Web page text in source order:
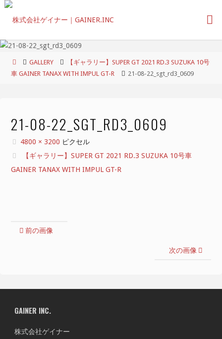
コ
ン
ホ
ー
GALLERY
【ギャラリー】SUPER GT 2021 RD.3 SUZUKA 10号
車 GAINER TANAX WITH IMPUL GT-R
21-08-22_sgt_rd3_0609
21-08-22_SGT_RD3_0609
フ
ル
サ
4800 × 3200 ピクセル
【ギャラリー】SUPER GT 2021 RD.3 SUZUKA 10号車
GAINER TANAX WITH IMPUL GT-R
前の画像
次の画像
GAINER INC.
株式会社ゲイナー